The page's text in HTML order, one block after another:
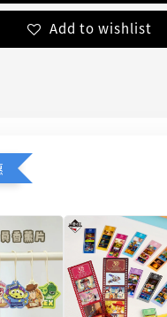
Add to wishlist